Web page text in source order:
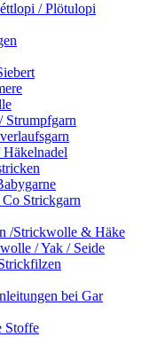
/ Plötulopi
Strumpfgarn
Strickgarn
/Strickwolle & Häke
/ Yak / Seide
bei Gar
Stoffe